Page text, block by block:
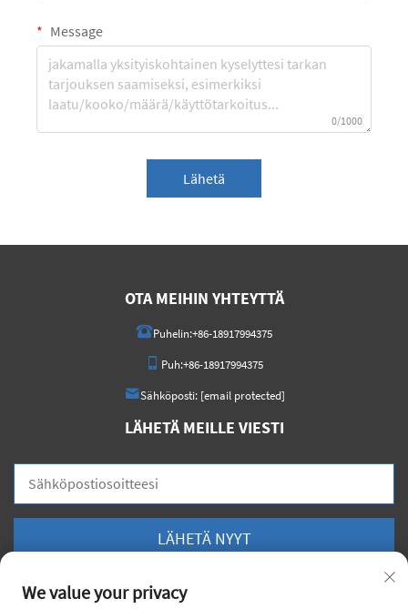
Message
0/1000
Lähetä
OTA MEIHIN YHTEYTTÄ
Puhelin:+86-18917994375
Puh:+86-18917994375
Sähköposti: [email protected]
LÄHETÄ MEILLE VIESTI
LÄHETÄ NYYT
We value your privacy